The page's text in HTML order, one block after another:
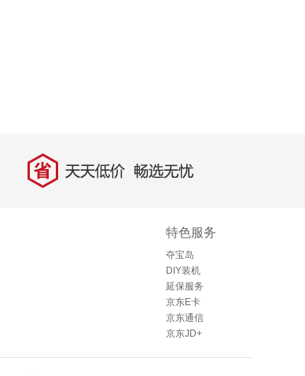
省 天天低价，畅选无忧
特色服务
夺宝岛
DIY装机
延保服务
京东E卡
京东通信
京东JD+